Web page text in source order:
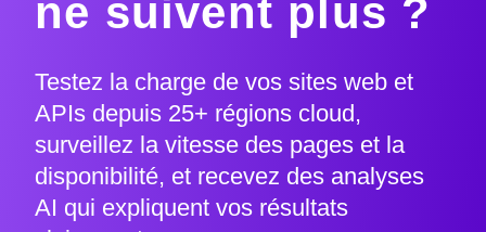
ne suivent plus ?
Testez la charge de vos sites web et
APIs depuis 25+ régions cloud,
surveillez la vitesse des pages et la
disponibilité, et recevez des analyses
AI qui expliquent vos résultats